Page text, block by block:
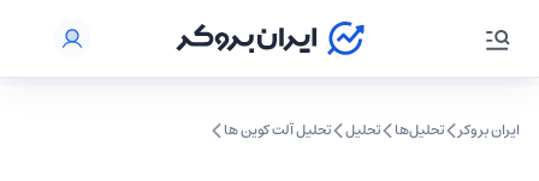
ایران بروکر تحلیل‌ها تحلیل‌ تحلیل آلت کوین ها